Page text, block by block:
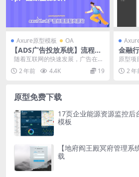
Axure原型模板 OA
【ADS广告投放系统】流程图
+rp产品原型源文件
随着互联网的快速发展，广告在商
业领域中的重要性日益凸显。为了
更好地...
2 年前 4.4K 19
金融
ure原
原型项
个名为
统，属
2 年
原型免费下载
17页企业能源资源监控
模板
【地府阎王殿冥府管理
载